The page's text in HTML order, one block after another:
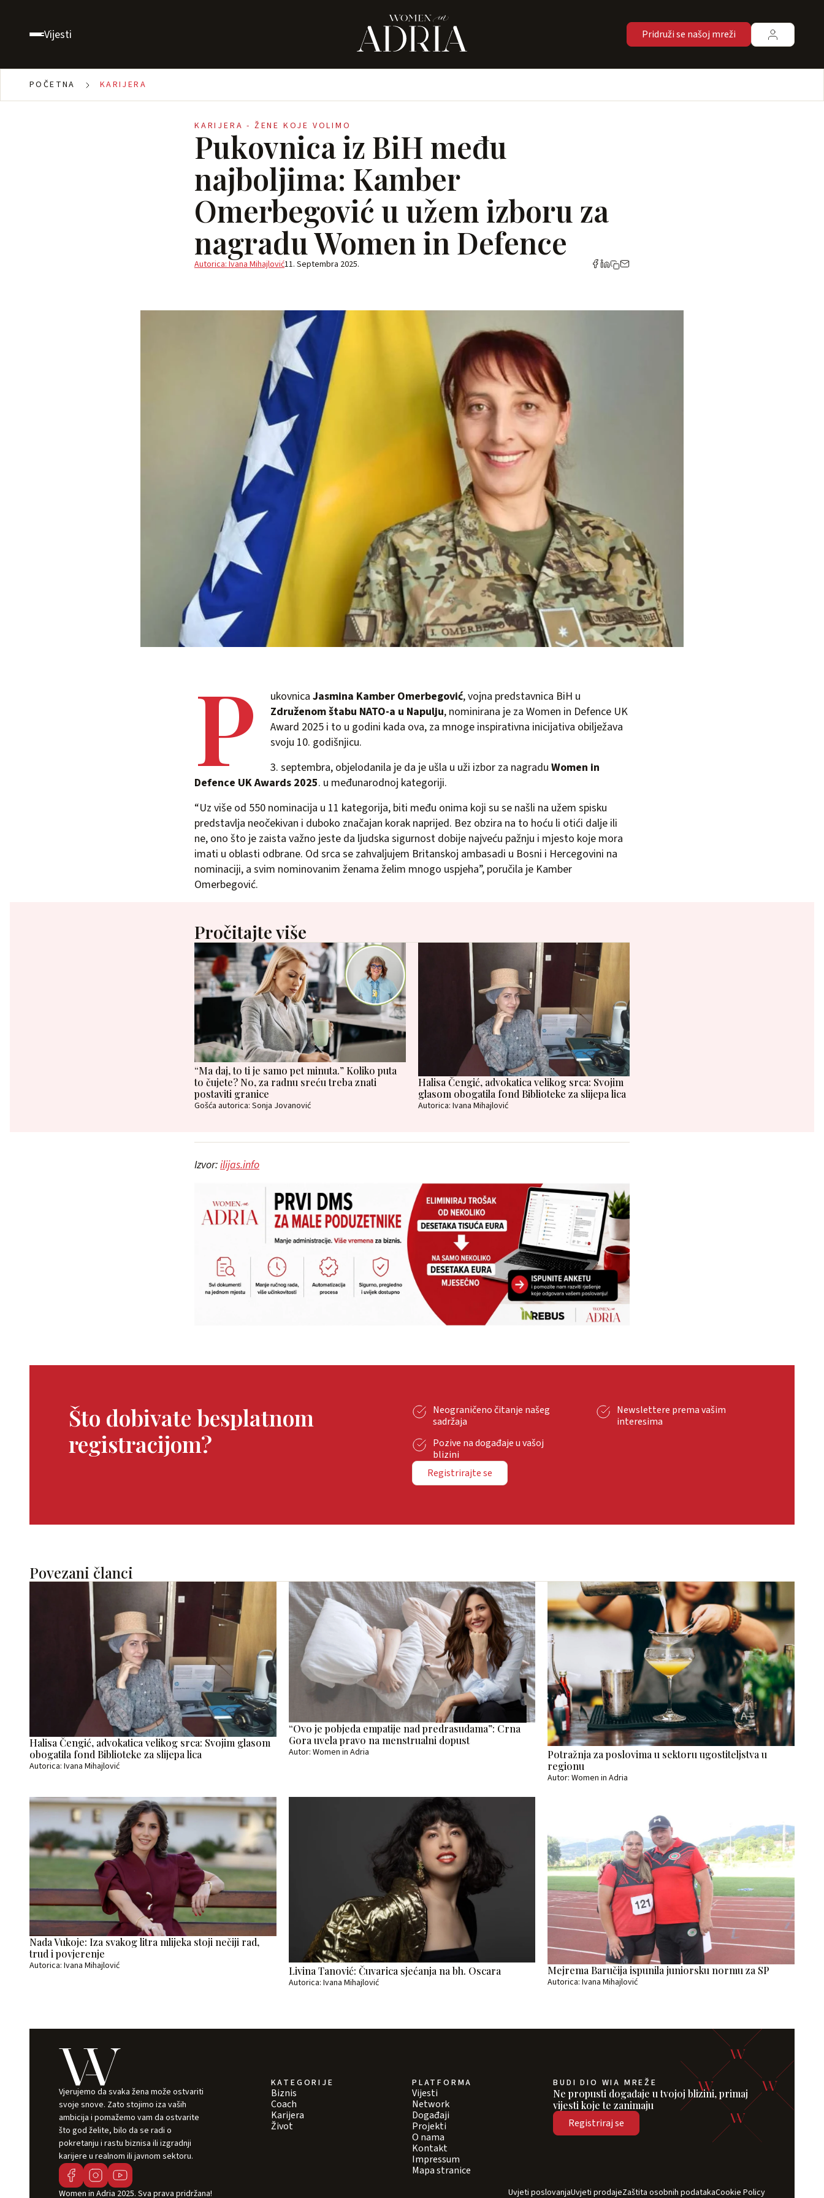
Vijesti Pridruži se našoj mreži
POČETNA KARIJERA
KARIJERA - ŽENE KOJE VOLIMO
Pukovnica iz BiH među
najboljima: Kamber
Omerbegović u užem izboru za
nagradu Women in Defence
Autorica: Ivana Mihajlović11. Septembra 2025.
P ukovnica Jasmina Kamber Omerbegović, vojna predstavnica BiH u
Združenom štabu NATO-a u Napulju, nominirana je za Women in Defence UK
Award 2025 i to u godini kada ova, za mnoge inspirativna inicijativa obilježava
svoju 10. godišnjicu.
3. septembra, objelodanila je da je ušla u uži izbor za nagradu Women in
Defence UK Awards 2025. u međunarodnoj kategoriji.
“Uz više od 550 nominacija u 11 kategorija, biti među onima koji su se našli na užem spisku
predstavlja neočekivan i duboko značajan korak naprijed. Bez obzira na to hoću li otići dalje ili
ne, ono što je zaista važno jeste da ljudska sigurnost dobije najveću pažnju i mjesto koje mora
imati u oblasti odbrane. Od srca se zahvaljujem Britanskoj ambasadi u Bosni i Hercegovini na
nominaciji, a svim nominovanim ženama želim mnogo uspjeha”, poručila je Kamber
Omerbegović.
Pročitajte više
“Ma daj, to ti je samo pet minuta.” Koliko puta
to čujete? No, za radnu sreću treba znati
postaviti granice
Gošća autorica: Sonja Jovanović
Halisa Čengić, advokatica velikog srca: Svojim
glasom obogatila fond Biblioteke za slijepa lica
Autorica: Ivana Mihajlović
Izvor:ilijas.info
Što dobivate besplatnom
registracijom?
Neograničeno čitanje našeg
sadržaja
Newslettere prema vašim
interesima
Pozive na događaje u vašoj
blizini
Registrirajte se
Povezani članci
Halisa Čengić, advokatica velikog srca: Svojim glasom
obogatila fond Biblioteke za slijepa lica
Autorica: Ivana Mihajlović
“Ovo je pobjeda empatije nad predrasudama”: Crna
Gora uvela pravo na menstrualni dopust
Autor: Women in Adria
Potražnja za poslovima u sektoru ugostiteljstva u
regionu
Autor: Women in Adria
Nada Vukoje: Iza svakog litra mlijeka stoji nečiji rad,
trud i povjerenje
Autorica: Ivana Mihajlović Livina Tanović: Čuvarica sjećanja na bh. Oscara
Autorica: Ivana Mihajlović
Mejrema Baručija ispunila juniorsku normu za SP
Autorica: Ivana Mihajlović
Vjerujemo da svaka žena može ostvariti
svoje snove. Zato stojimo iza vaših
ambicija i pomažemo vam da ostvarite
što god želite, bilo da se radi o
pokretanju i rastu biznisa ili izgradnji
karijere u realnom ili javnom sektoru.
KATEGORIJE
Biznis
Coach
Karijera
Život
PLATFORMA
Vijesti
Network
Događaji
Projekti
O nama
Kontakt
Impressum
Mapa stranice
BUDI DIO WIA MREŽE
Ne propusti događaje u tvojoj blizini, primaj
vijesti koje te zanimaju
Registriraj se
Women in Adria 2025. Sva prava pridržana! Uvjeti poslovanjaUvjeti prodajeZaštita osobnih podatakaCookie Policy